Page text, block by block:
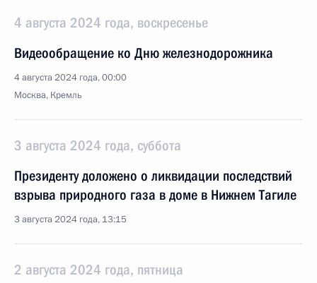
4 августа 2024 года, воскресенье
Видеообращение ко Дню железнодорожника
4 августа 2024 года, 00:00
Москва, Кремль
3 августа 2024 года, суббота
Президенту доложено о ликвидации последствий
взрыва природного газа в доме в Нижнем Тагиле
3 августа 2024 года, 13:15
2 августа 2024 года, пятница